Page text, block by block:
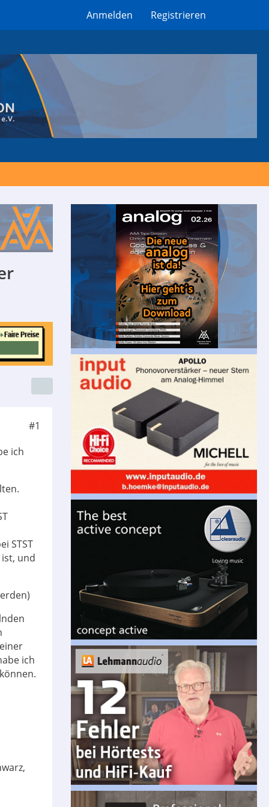
Anmelden Registrieren
#1
ich
STST
und
ich